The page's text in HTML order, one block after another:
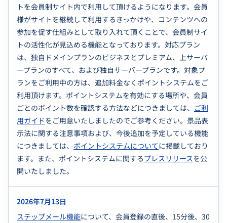
トを会員制サイト内で利用して頂けるようになります。会員
様がサイトを継続して利用するきっかけや、コンテンツへの
参加を促す仕組みとして取り入れて頂くことで、会員制サイ
トの活性化が見込める機能となっております。対応プラン
は、独自ドメインプランのビジネスとプレミアム、上サーバ
ープランのすべて、および独自サーバープランです。対象プ
ランをご利用中の方は、追加料金なくポイントシステムをご
利用頂けます。ポイントシステムを有効にする場所や、会員
ごとのポイント数を確認する方法などにつきましては、 ご利
用ガイドをご用意いたしましたのでご参考ください。景品表
示法に関する注意事項および、今後追加を予定している機能
につきましては、 ポイントシステムについてに掲載しており
ます。また、ポイントシステムに関するプレスリリースを公
開いたしました。
2026年7月13日
ステップメール機能について、会員登録の直後、15分後、30